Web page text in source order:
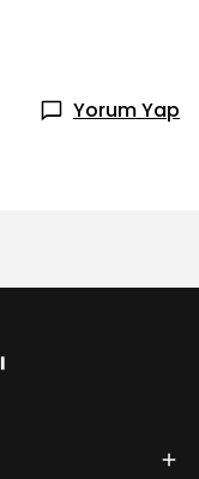
Yorum Yap